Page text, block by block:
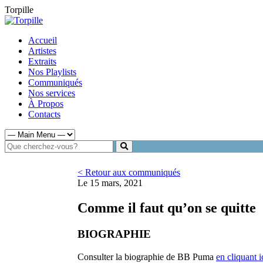
Torpille
Accueil
Artistes
Extraits
Nos Playlists
Communiqués
Nos services
À Propos
Contacts
< Retour aux communiqués
Le 15 mars, 2021
Comme il faut qu’on se quitte
BIOGRAPHIE
Consulter la biographie de BB Puma en cliquant